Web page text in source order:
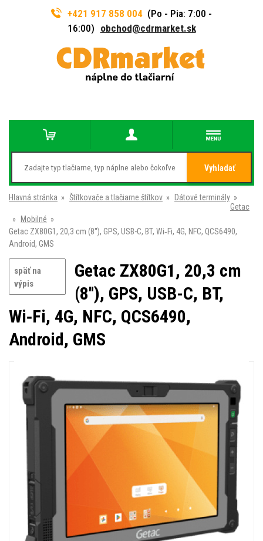
+421 917 858 004 (Po - Pia: 7:00 -
16:00) obchod@cdrmarket.sk
Vyhladať
Hlavná stránka » Štítkovače a tlačiarne štítkov » Dátové terminály »
Getac
»
Mobilné »
Getac ZX80G1, 20,3 cm (8''), GPS, USB-C, BT, Wi‑Fi, 4G, NFC, QCS6490,
Android, GMS
späť na
výpis
Getac ZX80G1, 20,3 cm
(8''), GPS, USB-C, BT,
Wi‑Fi, 4G, NFC, QCS6490,
Android, GMS